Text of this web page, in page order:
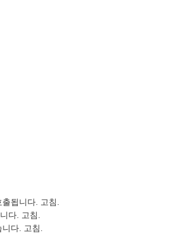
됩니다. 고침.
다. 고침.
다. 고침.